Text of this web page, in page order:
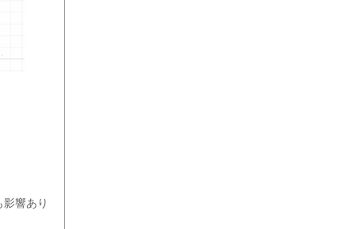
響あり